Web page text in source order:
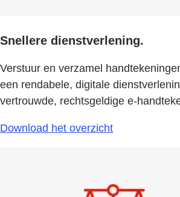
Snellere dienstverlening.
Verstuur en verzamel
een rendabele, digitale
vertrouwde, rechtsgeldige e-
Download het overzicht